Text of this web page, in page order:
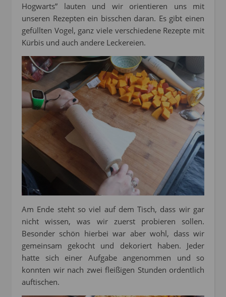
Hogwarts” lauten und wir orientieren uns mit
unseren Rezepten ein bisschen daran. Es gibt einen
gefüllten Vogel, ganz viele verschiedene Rezepte mit
Kürbis und auch andere Leckereien.
Am Ende steht so viel auf dem Tisch, dass wir gar
nicht wissen, was wir zuerst probieren sollen.
Besonder schön hierbei war aber wohl, dass wir
gemeinsam gekocht und dekoriert haben. Jeder
hatte sich einer Aufgabe angenommen und so
konnten wir nach zwei fleißigen Stunden ordentlich
auftischen.